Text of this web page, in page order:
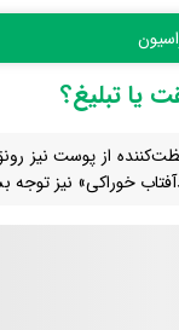
یا تبلیغ؟
از پوست نیز
خوراکی» نیز توجه